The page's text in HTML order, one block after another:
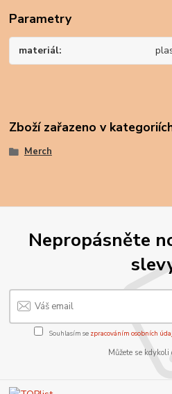
Parametry
materiál
Zboží zařazeno v
Merch
Nepropásněte
Souhlasím se zpracováním osobních
Můžete se